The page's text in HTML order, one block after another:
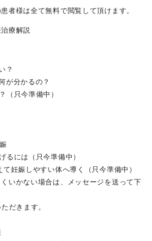
者様は全て無料で閲覧して頂けます。
療解説
？
が分かるの？
（只今準備中）
るには（只今準備中）
て妊娠しやすい体へ導く（只今準備中）
いかない場合は、メッセージを送って下
だきます。